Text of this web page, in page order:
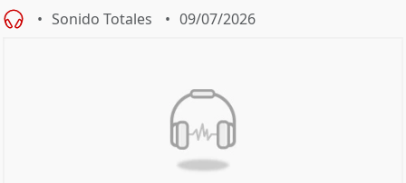
Sonido Totales 09/07/2026